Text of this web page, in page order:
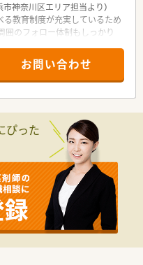
神奈川区エリア担当より）
る教育制度が充実しているため
囲のフォロー体制もしっかり
＊
の住宅街に位置しており、地
分、土曜日も10時から19時ま
えています。
については現在確認中です
制が整っております。
週休2日制となっており、有
る環境が整っています。
連続休暇制度があり、しっか
くことができます。
から15分程度と少なく、プラ
お問い合わせ
ぴった